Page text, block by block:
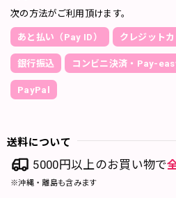
次の方法がご利用頂けます。
あと払い（Pay ID） クレジット
銀行振込 コンビニ決済・Pay-
PayPal
送料について
5000円以上のお買い物で
※沖縄・離島も含みます